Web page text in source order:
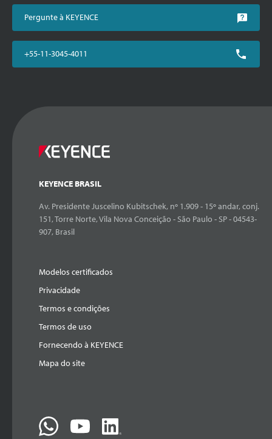
Pergunte à KEYENCE
+55-11-3045-4011
KEYENCE BRASIL
Av. Presidente Juscelino Kubitschek, nº 1.909 - 15º andar, conj.
151, Torre Norte, Vila Nova Conceição - São Paulo - SP - 04543-
907, Brasil
Modelos certificados
Privacidade
Termos e condições
Termos de uso
Fornecendo à KEYENCE
Mapa do site